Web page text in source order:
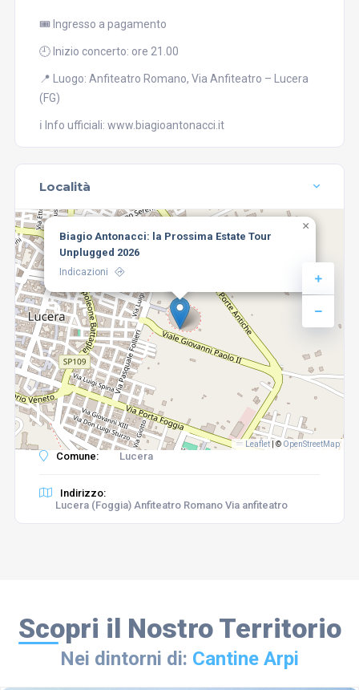
🎟 Ingresso a pagamento
🕘 Inizio concerto: ore 21.00
📍 Luogo: Anfiteatro Romano, Via Anfiteatro – Lucera
(FG)
ℹ️ Info ufficiali: www.biagioantonacci.it
Località
Biagio Antonacci: la Prossima Estate Tour
Unplugged 2026
Indicazioni
×
Leaflet © OpenStreetMap
Comune: Lucera
Indirizzo:
Lucera (Foggia) Anfiteatro Romano Via anfiteatro
Scopri il Nostro Territorio
Nei dintorni di: Cantine Arpi